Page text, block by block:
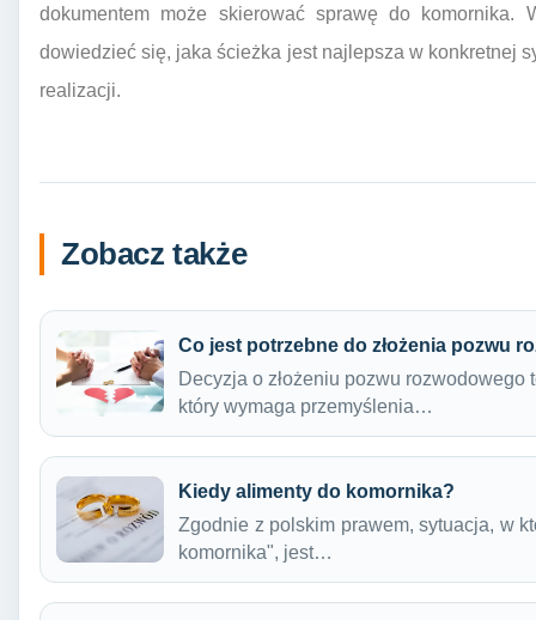
dokumentem może skierować sprawę do komornika.
dowiedzieć się, jaka ścieżka jest najlepsza w konkretnej
realizacji.
Zobacz także
Co jest potrzebne do złożenia pozwu
Decyzja o złożeniu pozwu
który wymaga przemyślenia…
Kiedy alimenty do komornika?
Zgodnie z polskim prawem, sytuacja, w
komornika", jest…